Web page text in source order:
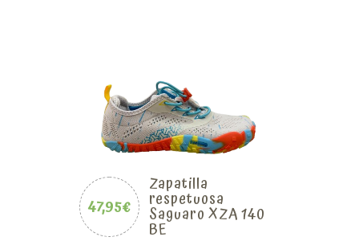
47,95€
Zapatilla
respetuosa
Saguaro XZA 140
BE